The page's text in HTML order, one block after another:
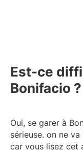
Est-ce
Bonifacio ?
Oui, se garer à
sérieuse. on ne
car vous lisez cet